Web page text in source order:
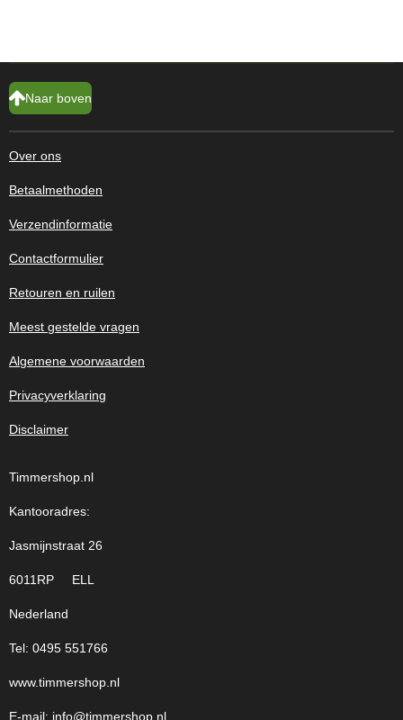
Naar boven
Over ons
Betaalmethoden
Verzendinformatie
Contactformulier
Retouren en ruilen
Meest gestelde vragen
Algemene voorwaarden
Privacyverklaring
Disclaimer
Timmershop.nl
Kantooradres:
Jasmijnstraat 26
6011RP ELL
Nederland
Tel: 0495 551766
www.timmershop.nl
E-mail: info@timmershop.nl